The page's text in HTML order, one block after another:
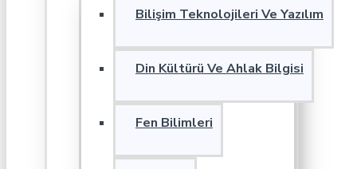
Bilişim Teknolojileri Ve Yazılım
Din Kültürü Ve Ahlak Bilgisi
Fen Bilimleri